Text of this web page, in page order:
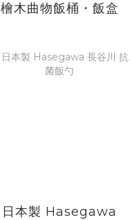
檜木曲物飯桶・飯盒
日本製 Hasegawa